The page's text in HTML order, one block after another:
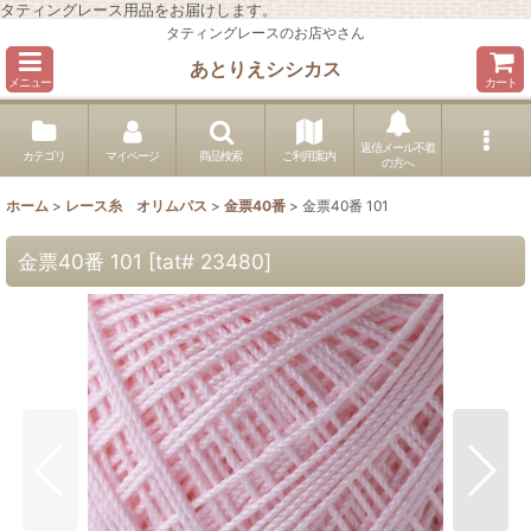
タティングレース用品をお届けします。
タティングレースのお店やさん
メニュー
あとりえシシカス
カート
カテゴリ マイページ 商品検索 ご利用案内
返信メール不着
の方へ
ホーム > レース糸 オリムパス > 金票40番 > 金票40番 101
金票40番 101 [tat# 23480]